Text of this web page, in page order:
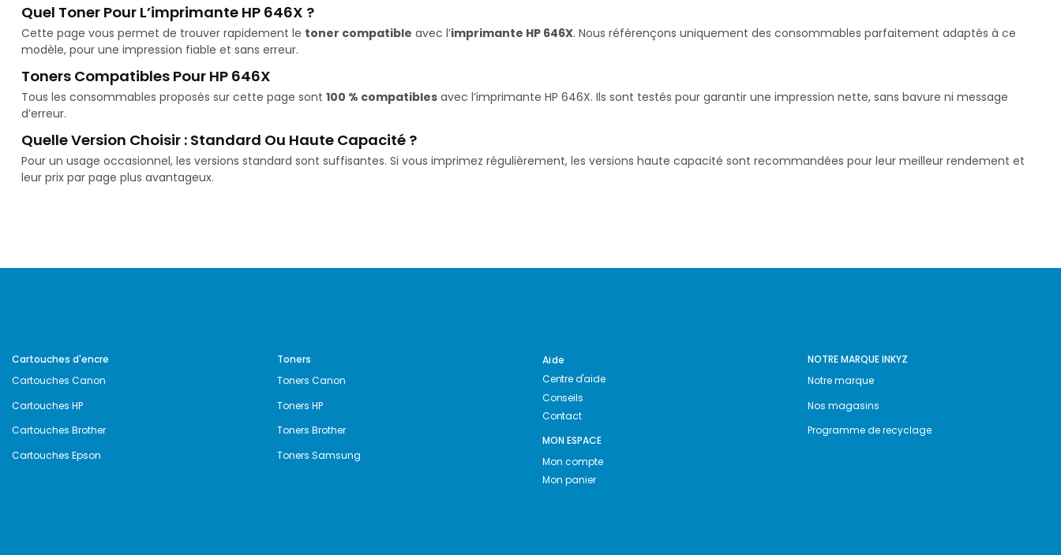
Quel Toner Pour L’imprimante HP 646X ?
Cette page vous permet de trouver rapidement le toner compatible avec l’imprimante HP 646X. Nous référençons uniquement des consommables parfaitement adaptés à ce
modèle, pour une impression fiable et sans erreur.
Toners Compatibles Pour HP 646X
Tous les consommables proposés sur cette page sont 100 % compatibles avec l’imprimante HP 646X. Ils sont testés pour garantir une impression nette, sans bavure ni message
d’erreur.
Quelle Version Choisir : Standard Ou Haute Capacité ?
Pour un usage occasionnel, les versions standard sont suffisantes. Si vous imprimez régulièrement, les versions haute capacité sont recommandées pour leur meilleur rendement et
leur prix par page plus avantageux.
Cartouches d'encre
Cartouches Canon
Cartouches HP
Cartouches Brother
Cartouches Epson
Toners
Toners Canon
Toners HP
Toners Brother
Toners Samsung
Aide
Centre d'aide
Conseils
Contact
MON ESPACE
Mon compte
Mon panier
NOTRE MARQUE INKYZ
Notre marque
Nos magasins
Programme de recyclage